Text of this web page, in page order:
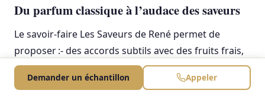
Du parfum classique à l’audace des saveurs
Le savoir-faire Les Saveurs de René permet de
proposer :- des accords subtils avec des fruits frais,
des éclats de biscuits ou un trait de coulis- des
versions miniatures pour des mignardises ou des
Demander un échantillon Appeler